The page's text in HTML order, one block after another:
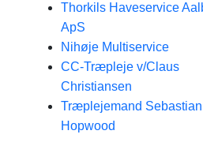
Thorkils Haveservice
ApS
Nihøje Multiservice
CC-Træpleje v/Claus
Christiansen
Træplejemand
Hopwood